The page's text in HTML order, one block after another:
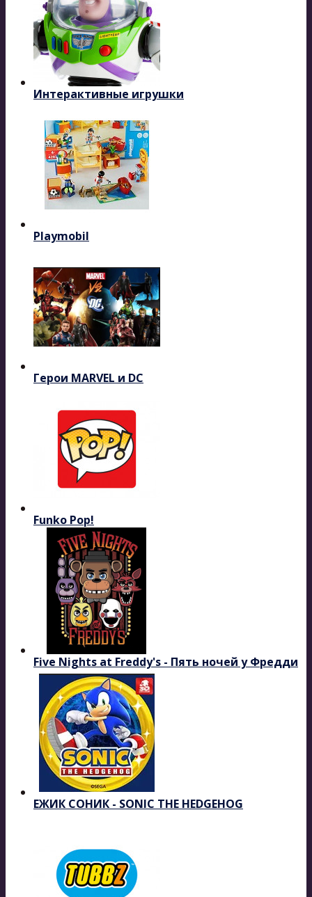
Интерактивные игрушки
Playmobil
Герои MARVEL и DC
Funko Pop!
Five Nights at Freddy's - Пять ночей у Фредди
ЕЖИК СОНИК - SONIC THE HEDGEHOG